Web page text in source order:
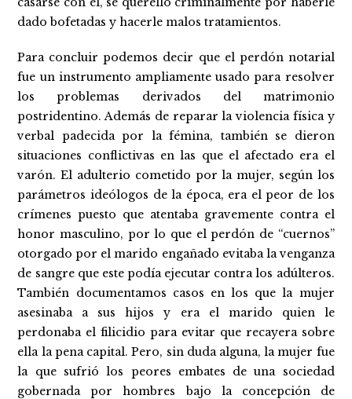
dado bofetadas y hacerle malos tratamientos.
Para concluir podemos decir que el perdón notarial
fue un instrumento ampliamente usado para resolver
los problemas derivados del matrimonio
postridentino. Además de reparar la violencia física y
verbal padecida por la fémina, también se dieron
situaciones conflictivas en las que el afectado era el
varón. El adulterio cometido por la mujer, según los
parámetros ideólogos de la época, era el peor de los
crímenes puesto que atentaba gravemente contra el
honor masculino, por lo que el perdón de “cuernos”
otorgado por el marido engañado evitaba la venganza
de sangre que este podía ejecutar contra los adúlteros.
También documentamos casos en los que la mujer
asesinaba a sus hijos y era el marido quien le
perdonaba el filicidio para evitar que recayera sobre
ella la pena capital. Pero, sin duda alguna, la mujer fue
la que sufrió los peores embates de una sociedad
gobernada por hombres bajo la concepción de